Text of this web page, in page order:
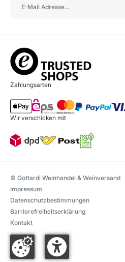
Zahlungsarten
Wir verschicken mit
© Gottardi Weinhandel & Weinversand
Impressum
Datenschutzbestimmungen
Barrierefreiheitserklärung
Kontakt